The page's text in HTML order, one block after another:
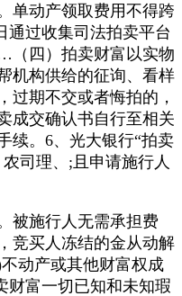
单动产领取费用不得跨
通过收集司法拍卖平台
四）拍卖财富以实物
机构供给的征询、看样
过期不交或者悔拍的，
成交确认书自行至相关
续。6、光大银行“拍卖
司理、;且申请施行人
施行人无需承担费
竞买人冻结的金从动解
动产或其他财富权成
财富一切已知和未知瑕